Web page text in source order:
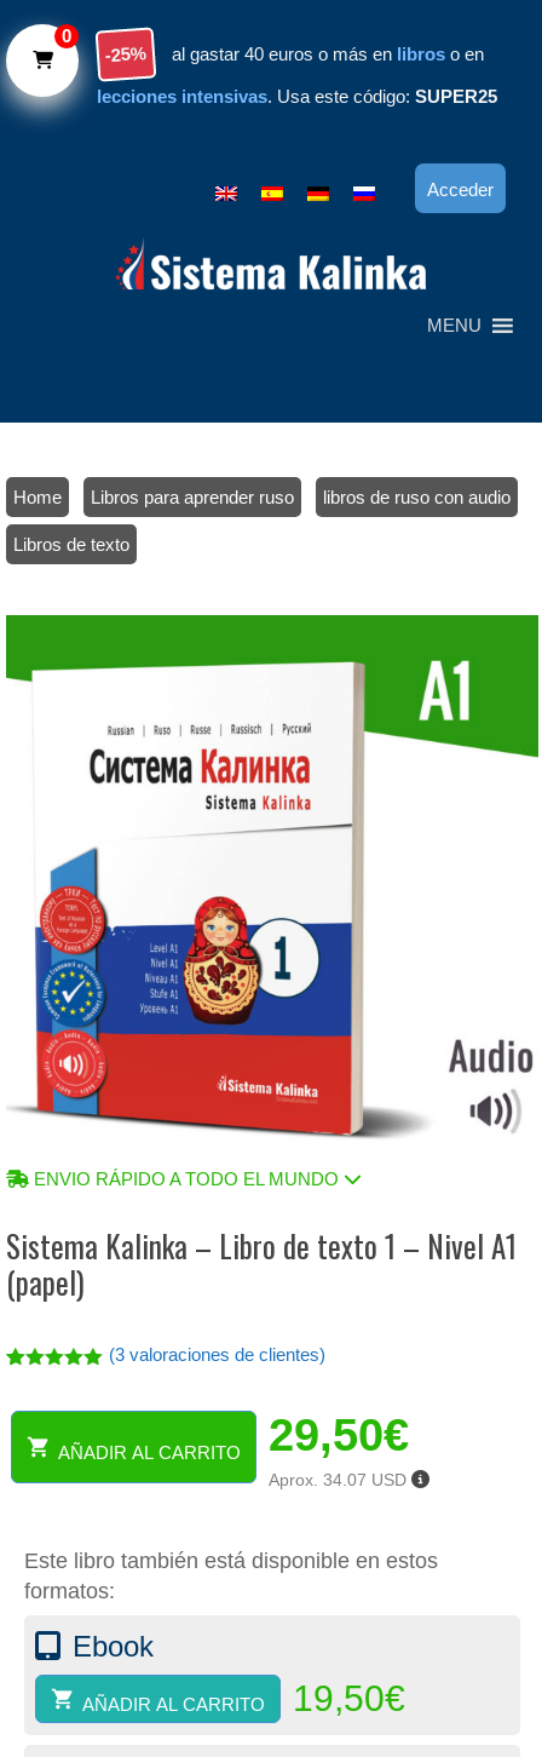
-25% al gastar 40 euros o más en libros o en
lecciones intensivas. Usa este código: SUPER25
Acceder
MENU
Home Libros para aprender ruso libros de ruso con audio
Libros de texto
ENVIO RÁPIDO A TODO EL MUNDO
Sistema Kalinka – Libro de texto 1 – Nivel A1
(papel)
de 5 en
base a
valoracione
s de
(3 valoraciones de clientes)
Sistema
Kalinka
texto
Nivel
(papel)
AÑADIR AL CARRITO 29,50€
Aprox. 34.07 USD
Este libro también está disponible en estos
formatos:
Ebook
AÑADIR AL CARRITO 19,50€
0